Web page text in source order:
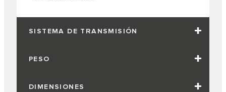
SISTEMA DE TRANSMISIÓN
PESO
DIMENSIONES